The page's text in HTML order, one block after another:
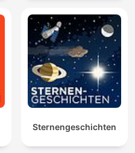
Sternengeschichten